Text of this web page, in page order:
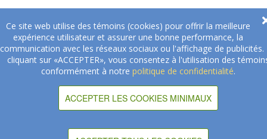
Ce site web utilise des témoins (cookies) pour offrir la meilleure
expérience utilisateur et assurer une bonne performance, la
communication avec les réseaux sociaux ou l'affichage de publicités.
cliquant sur «ACCEPTER», vous consentez à l'utilisation des
conformément à notre politique de confidentialité.
ACCEPTER LES COOKIES MINIMAUX